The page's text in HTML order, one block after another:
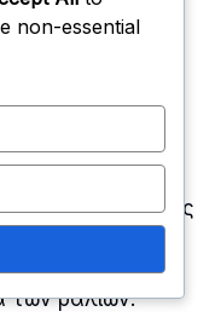
αμυντικός
σερβίς και
επικοινωνίας
την οργάνωση
ομαλών
των ραλιών.
non-essential